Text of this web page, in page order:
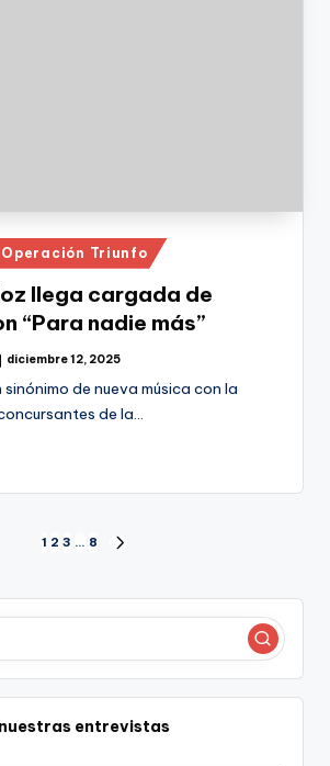
Operación Triunfo
llega cargada de
“Para nadie más”
diciembre 12, 2025
sinónimo de nueva música con la
de la…
1 2 3 … 8
entrevistas